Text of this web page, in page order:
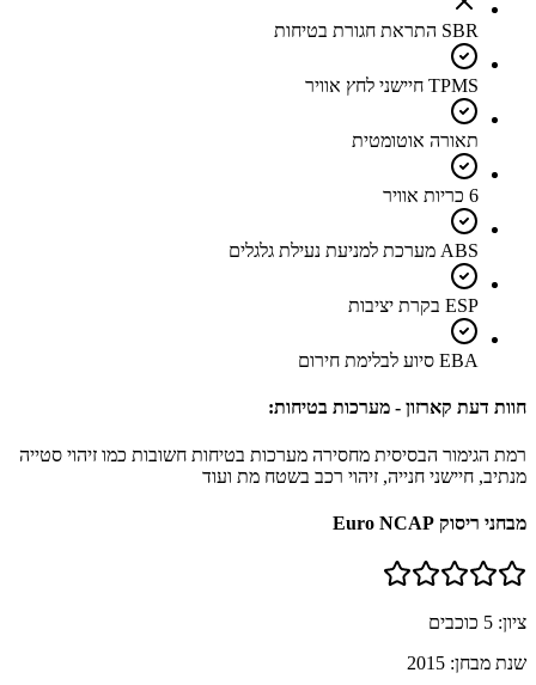
SBR התראת חגורת בטיחות
TPMS חיישני לחץ אוויר
תאורה אוטומטית
6 כריות אוויר
ABS מערכת למניעת נעילת גלגלים
ESP בקרת יציבות
EBA סיוע לבלימת חירום
חוות דעת קארזון - מערכות בטיחות:
רמת הגימור הבסיסית מחסירה מערכות בטיחות חשובות כמו זיהוי סטייה
מנתיב, חיישני חנייה, זיהוי רכב בשטח מת ועוד
מבחני ריסוק Euro NCAP
ציון: 5 כוכבים
שנת מבחן: 2015